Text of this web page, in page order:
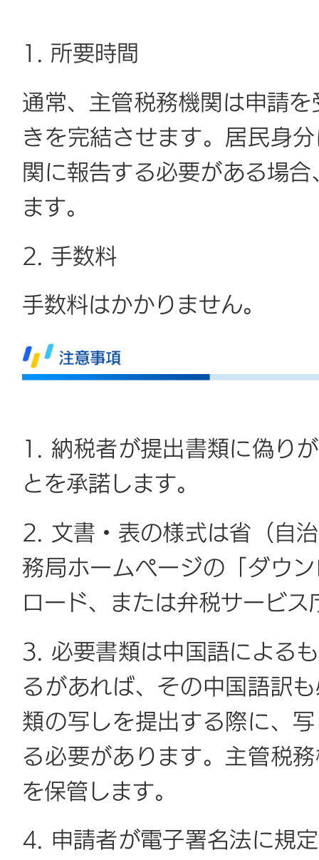
1. 所要時間
通常、主管税務機関は申請
きを完結させます。居民身
関に報告する必要がある場
ます。
2. 手数料
手数料はかかりません。
1. 納税者が提出書類に偽り
とを承諾します。
2. 文書・表の様式は省（自
務局ホームページの「ダウ
ロード、または弁税サービ
3. 必要書類は中国語による
るがあれば、その中国語訳
類の写しを提出する際に、
る必要があります。主管税
を保管します。
4. 申請者が電子署名法に規